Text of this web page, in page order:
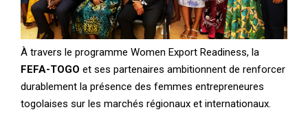
À travers le programme Women Export Readiness, la
FEFA-TOGO et ses partenaires ambitionnent de renforcer
durablement la présence des femmes entrepreneures
togolaises sur les marchés régionaux et internationaux.